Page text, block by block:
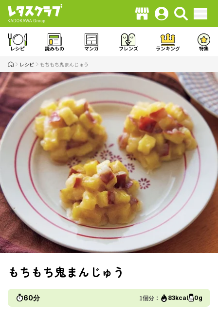
レシピ 読みもの マンガ フレンズ ランキング 特集
レシピ もちもち鬼まんじゅう
もちもち鬼まんじゅう
60分 1個分： 83kcal 0g